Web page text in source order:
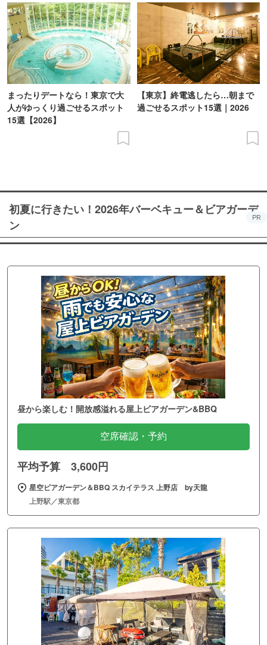
まったりデートなら！東京で大
人がゆっくり過ごせるスポット
15選【2026】
【東京】終電逃したら…朝まで
過ごせるスポット15選｜2026
初夏に行きたい！2026年バーベキュー＆ビアガーデ
ン
PR
昼から楽しむ！開放感溢れる屋上ビアガーデン&BBQ
空席確認・予約
平均予算 3,600円
星空ビアガーデン＆BBQ スカイテラス 上野店 by天龍
上野駅／東京都